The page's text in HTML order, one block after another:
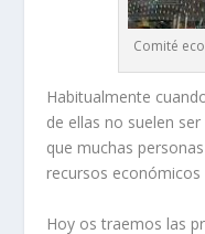
Comité
Habitualmente
de ellas no suelen
que muchas
recursos económicos
Hoy os traemos las